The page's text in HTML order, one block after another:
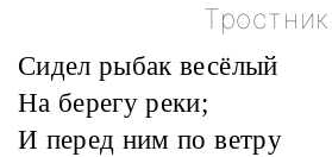
Тростник
Сидел рыбак весёлый
На берегу реки;
И перед ним по ветру